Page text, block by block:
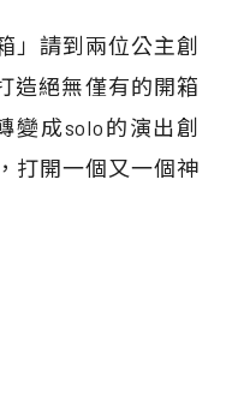
」請到兩位公主創
造絕無僅有的開箱
變成solo的演出創
打開一個又一個神